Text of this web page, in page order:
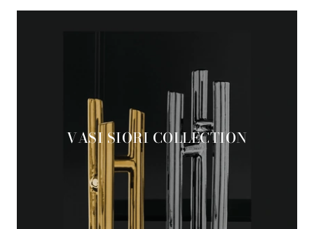
VASI SIORI COLLECTION